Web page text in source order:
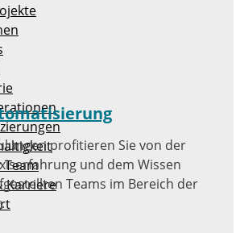
Team
Karriere
profitieren Sie von der
und dem Wissen
Teams im Bereich der